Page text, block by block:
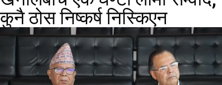
कुनै ठोस निष्कर्ष निस्किएन